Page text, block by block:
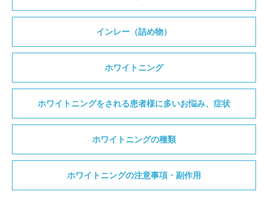
インレー（詰め物）
ホワイトニング
ホワイトニングをされる患者様に多いお悩み、症状
ホワイトニングの種類
ホワイトニングの注意事項・副作用